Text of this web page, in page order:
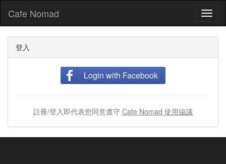
Cafe Nomad
登入
Login with Facebook
註冊/登入即代表您同意遵守 Cafe Nomad 使用協議